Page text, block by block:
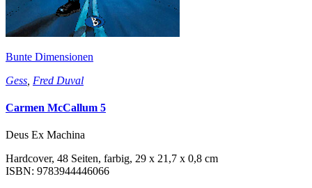
Bunte Dimensionen
Gess Fred Duval
Carmen McCallum 5
Deus Ex Machina
Hardcover, 48 Seiten, farbig, 29 x 21,7 x 0,8 cm
ISBN: 9783944446066